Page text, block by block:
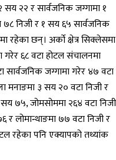
२ सय २२ र सार्वजनिक जग्गामा १
निजी र १ सय ६५ सार्वजनिक
रहेका छन्। अर्काे क्षेत्र सिक्लेसमा
गरेर ६८ वटा होटल संचालनमा
जग्गामा गरेर ४७ वटा
मनाङमा ३ सय २० वटा निजी र
७५, जोमसोममा २६४ वटा निजी
र लोमान्थाङमा ७७ वटा निजी र
रहेका पनि एक्यापको तथ्यांक